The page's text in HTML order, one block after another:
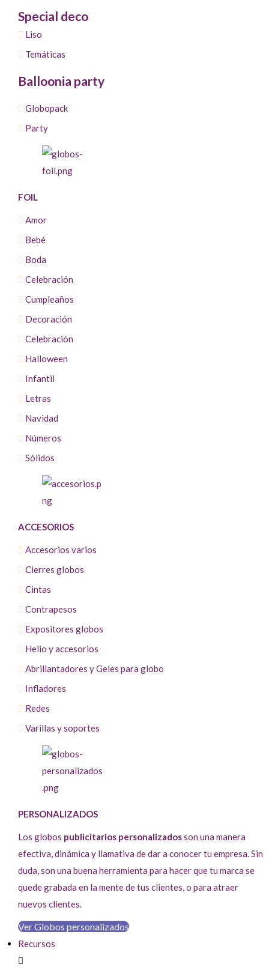
Special deco
Liso
Temáticas
Balloonia party
Globopack
Party
FOIL
Amor
Bebé
Boda
Celebración
Cumpleaños
Decoración
Celebración
Halloween
Infantil
Letras
Navidad
Números
Sólidos
ACCESORIOS
Accesorios varios
Cierres globos
Cintas
Contrapesos
Expositores globos
Helio y accesorios
Abrillantadores y Geles para globo
Infladores
Redes
Varillas y soportes
PERSONALIZADOS
Los globos publicitarios personalizadosson una manera
efectiva, dinámica y llamativa de dar a conocer tu empresa. Sin
duda, son una buena herramienta para hacer que tu marca se
quede grabada en la mente de tus clientes, o para atraer
nuevos clientes.
Ver Globos personalizados
Recursos